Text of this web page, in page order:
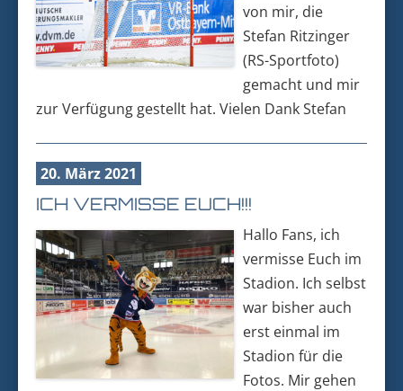
von mir, die
Stefan Ritzinger
(RS-Sportfoto)
gemacht und mir
zur Verfügung gestellt hat. Vielen Dank Stefan
20. März 2021
ICH VERMISSE EUCH!!!
Hallo Fans, ich
vermisse Euch im
Stadion. Ich selbst
war bisher auch
erst einmal im
Stadion für die
Fotos. Mir gehen